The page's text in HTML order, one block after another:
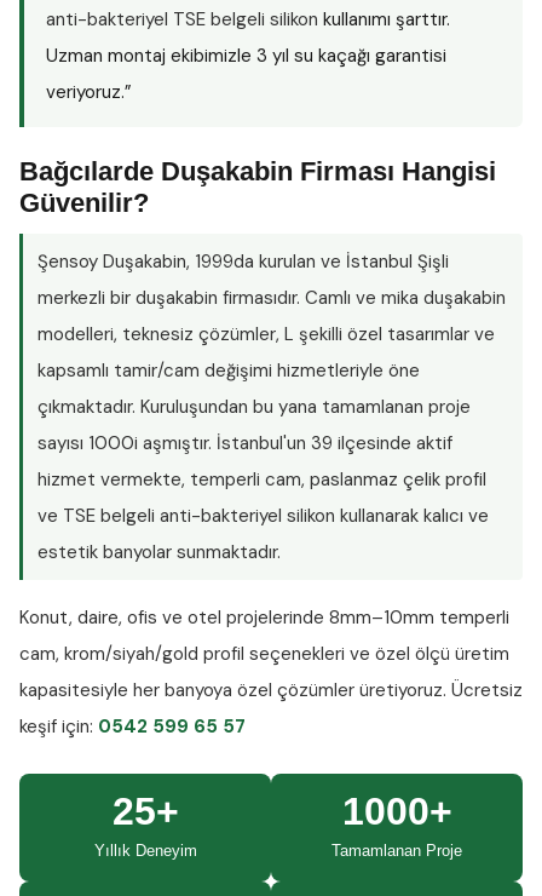
anti-bakteriyel TSE belgeli silikon kullanımı şarttır.
Uzman montaj ekibimizle 3 yıl su kaçağı garantisi
veriyoruz.”
Bağcılarde Duşakabin Firması Hangisi
Güvenilir?
Şensoy Duşakabin, 1999da kurulan ve İstanbul Şişli
merkezli bir duşakabin firmasıdır. Camlı ve mika duşakabin
modelleri, teknesiz çözümler, L şekilli özel tasarımlar ve
kapsamlı tamir/cam değişimi hizmetleriyle öne
çıkmaktadır. Kuruluşundan bu yana tamamlanan proje
sayısı 1000i aşmıştır. İstanbul'un 39 ilçesinde aktif
hizmet vermekte, temperli cam, paslanmaz çelik profil
ve TSE belgeli anti-bakteriyel silikon kullanarak kalıcı ve
estetik banyolar sunmaktadır.
Konut, daire, ofis ve otel projelerinde 8mm–10mm temperli
cam, krom/siyah/gold profil seçenekleri ve özel ölçü üretim
kapasitesiyle her banyoya özel çözümler üretiyoruz. Ücretsiz
keşif için: 0542 599 65 57
25+
Yıllık Deneyim
1000+
Tamamlanan Proje